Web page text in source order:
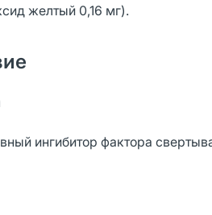
желтый 0,16 мг).
ингибитор фактора